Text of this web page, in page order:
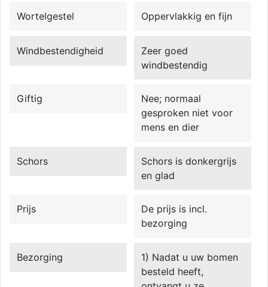
Wortelgestel Oppervlakkig en fijn
Windbestendigheid
Zeer goed
windbestendig
Giftig
Nee; normaal
gesproken niet voor
mens en dier
Schors
Schors is donkergrijs
en glad
Prijs
De prijs is incl.
bezorging
Bezorging
1) Nadat u uw bomen
besteld heeft,